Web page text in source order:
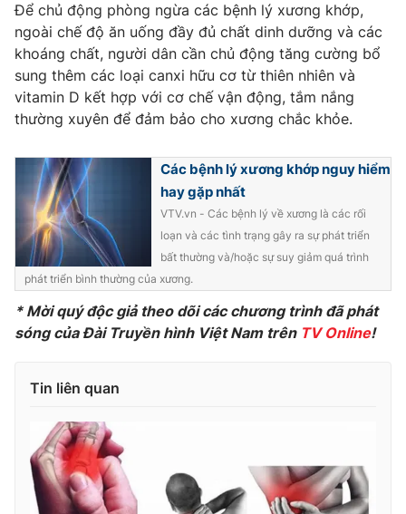
Tư vấn
Chuyên mục khác
Emagazine Podcast
Video Shorts video
VTV Money VTV Thể thao
VTV Sức khoẻ Bất động sản
Thị trường 24h Tấm lòng Việt
VTV9
Liên hệ tòa soạn English
Để chủ động phòng ngừa các bệnh lý xương khớp,
ngoài chế độ ăn uống đầy đủ chất dinh dưỡng và các
khoáng chất, người dân cần chủ động tăng cường bổ
sung thêm các loại canxi hữu cơ từ thiên nhiên và
vitamin D kết hợp với cơ chế vận động, tắm nắng
thường xuyên để đảm bảo cho xương chắc khỏe.
Các bệnh lý xương khớp nguy hiểm
hay gặp nhất
VTV.vn - Các bệnh lý về xương là các rối
loạn và các tình trạng gây ra sự phát triển
bất thường và/hoặc sự suy giảm quá trình
phát triển bình thường của xương.
* Mời quý độc giả theo dõi các chương trình đã phát
sóng của Đài Truyền hình Việt Nam trên TV Online!
Tin liên quan